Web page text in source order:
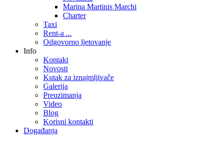
Marina Martinis Marchi
Charter
Taxi
Rent-a ...
Odgovorno ljetovanje
Info
Kontakt
Novosti
Kutak za iznajmljivače
Galerija
Preuzimanja
Video
Blog
Korisni kontakti
Događanja